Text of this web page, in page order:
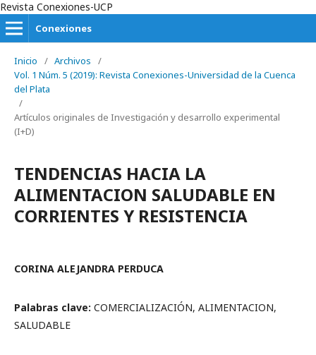
Revista Conexiones-UCP
Conexiones
Inicio / Archivos
/
Vol. 1 Núm. 5 (2019): Revista Conexiones-Universidad de la Cuenca
del Plata
/
Artículos originales de Investigación y desarrollo experimental
(I+D)
TENDENCIAS HACIA LA
ALIMENTACION SALUDABLE EN
CORRIENTES Y RESISTENCIA
CORINA ALEJANDRA PERDUCA
Palabras clave: COMERCIALIZACIÓN, ALIMENTACION,
SALUDABLE